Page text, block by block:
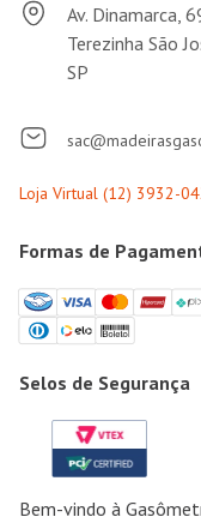
Av. Dinamarca,
Terezinha São
SP
Formas de
Selos de Segurança
Bem-vindo à